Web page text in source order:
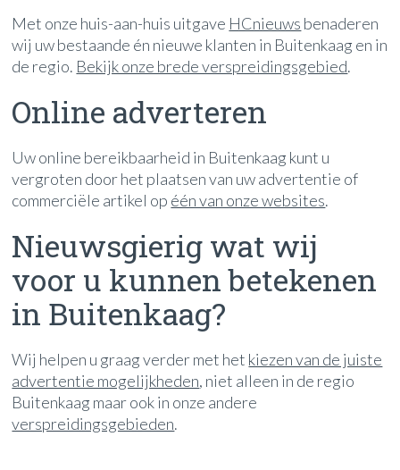
Met onze huis-aan-huis uitgave HCnieuws benaderen
wij uw bestaande én nieuwe klanten in Buitenkaag en in
de regio. Bekijk onze brede verspreidingsgebied.
Online adverteren
Uw online bereikbaarheid in Buitenkaag kunt u
vergroten door het plaatsen van uw advertentie of
commerciële artikel op één van onze websites.
Nieuwsgierig wat wij
voor u kunnen betekenen
in Buitenkaag?
Wij helpen u graag verder met het kiezen van de juiste
advertentie mogelijkheden, niet alleen in de regio
Buitenkaag maar ook in onze andere
verspreidingsgebieden.